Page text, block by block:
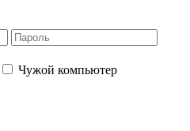
Чужой компьютер